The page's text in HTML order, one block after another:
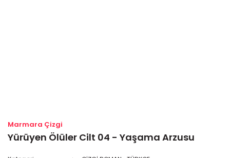
Marmara Çizgi
Yürüyen Ölüler Cilt 04 - Yaşama Arzusu